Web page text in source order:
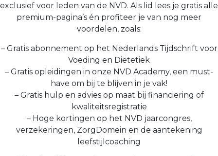
exclusief voor leden van de NVD. Als lid lees je gratis alle
premium-pagina’s én profiteer je van nog meer
voordelen, zoals:
– Gratis abonnement op het Nederlands Tijdschrift voor
Voeding en Diëtetiek
– Gratis opleidingen in onze NVD Academy, een must-
have om bij te blijven in je vak!
– Gratis hulp en advies op maat bij financiering of
kwaliteitsregistratie
– Hoge kortingen op het NVD jaarcongres,
verzekeringen, ZorgDomein en de aantekening
leefstijlcoaching